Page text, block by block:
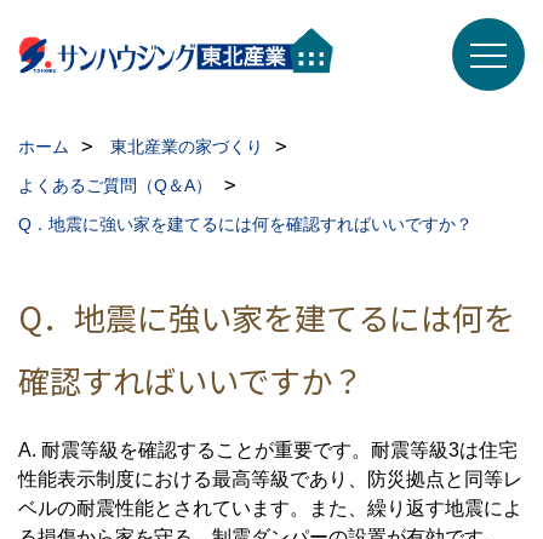
ホーム
東北産業の家づくり
よくあるご質問（Q＆A）
Q．地震に強い家を建てるには何を確認すればいいですか？
Q．地震に強い家を建てるには何を
確認すればいいですか？
A. 耐震等級を確認することが重要です。耐震等級3は住宅
性能表示制度における最高等級であり、防災拠点と同等レ
ベルの耐震性能とされています。また、繰り返す地震によ